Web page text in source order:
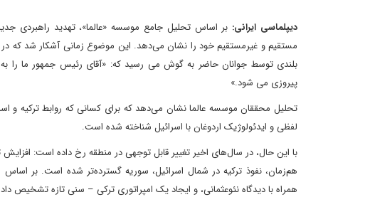
دیپلماسی ایرانی: بر اساس تحلیل جامع موسسه «عالما»، تهدید راهبردی
مستقیم و غیرمستقیم خود را نشان می‌دهد. این موضوع زمانی آشکار شد که
بلندی توسط جوانان حاضر به گوش می رسید که: «آقای رئیس جمهور ما را به
پیروزی می شود.»
تحلیل محققان موسسه عالما نشان می‌دهد که برای کسانی که روابط ترکیه و
لفظی و ایدئولوژیک اردوغان با اسرائیل شناخته شده است.
با این حال، در سال‌های اخیر تغییر قابل توجهی در منطقه رخ داده است:
هم‌زمان، نفوذ ترکیه در شمال اسرائیل، سوریه گسترده‌تر شده است. بر
همراه با دیدگاه نئوعثمانی، و ایجاد یک امپراتوری ترکی – سنی تازه تشخیص